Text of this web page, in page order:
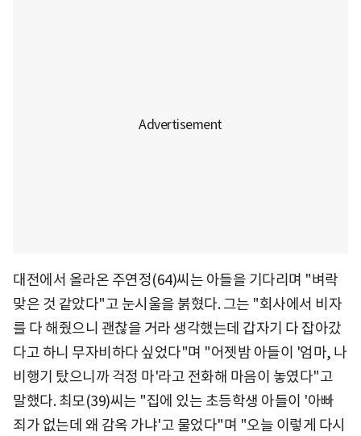
대전에서 올라온 주연정(64)씨는 아들을 기다리며 "벼락
맞은 것 같았다"고 눈시울을 붉혔다. 그는 "회사에서 비자
를 다 해줬으니 괜찮을 거라 생각했는데 갑자기 다 잡아갔
다고 하니 무자비하다 싶었다"며 "어젯밤 아들이 '엄마, 나
비행기 탔으니까 걱정 마'라고 전화해 마음이 놓였다"고
말했다. 최모(39)씨는 "집에 있는 초등학생 아들이 '아빠
죄가 없는데 왜 감옥 가냐'고 물었다"며 "오늘 이렇게 다시